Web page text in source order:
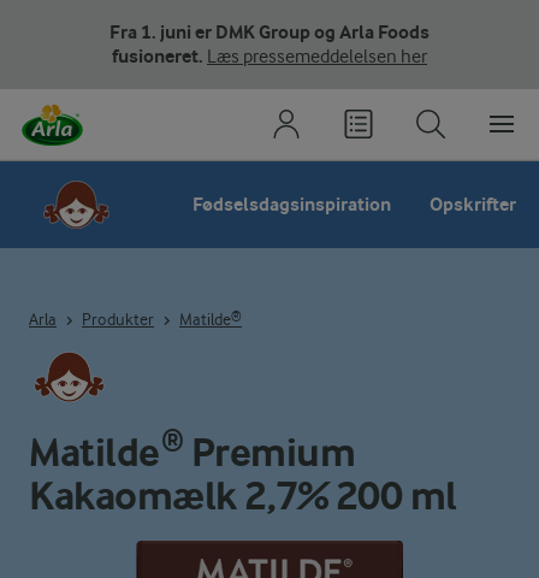
Fra 1. juni er DMK Group og Arla Foods
fusioneret. Læs pressemeddelelsen her
Fødselsdagsinspiration Opskrifter
Arla Produkter Matilde®
Matilde® Premium
Kakaomælk 2,7% 200 ml